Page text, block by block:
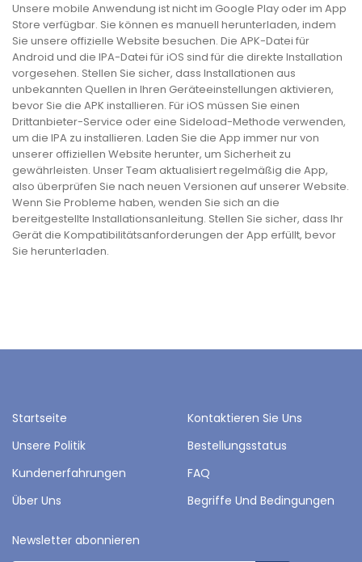
Unsere mobile Anwendung ist nicht im Google Play oder im App
Store verfügbar. Sie können es manuell herunterladen, indem
Sie unsere offizielle Website besuchen. Die APK-Datei für
Android und die IPA-Datei für iOS sind für die direkte Installation
vorgesehen. Stellen Sie sicher, dass Installationen aus
unbekannten Quellen in Ihren Geräteeinstellungen aktivieren,
bevor Sie die APK installieren. Für iOS müssen Sie einen
Drittanbieter-Service oder eine Sideload-Methode verwenden,
um die IPA zu installieren. Laden Sie die App immer nur von
unserer offiziellen Website herunter, um Sicherheit zu
gewährleisten. Unser Team aktualisiert regelmäßig die App,
also überprüfen Sie nach neuen Versionen auf unserer Website.
Wenn Sie Probleme haben, wenden Sie sich an die
bereitgestellte Installationsanleitung. Stellen Sie sicher, dass Ihr
Gerät die Kompatibilitätsanforderungen der App erfüllt, bevor
Sie herunterladen.
Startseite
Kontaktieren Sie Uns
Unsere Politik
Bestellungsstatus
Kundenerfahrungen
FAQ
Über Uns
Begriffe Und Bedingungen
Newsletter abonnieren